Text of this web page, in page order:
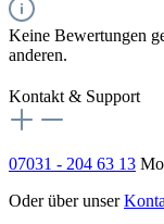
Keine Bewertungen
anderen.
Kontakt & Support
07031 - 204 63 13
Oder über unser